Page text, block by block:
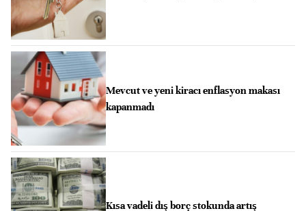
Mevcut ve yeni kiracı enflasyon makası
kapanmadı
Kısa vadeli dış borç stokunda artış